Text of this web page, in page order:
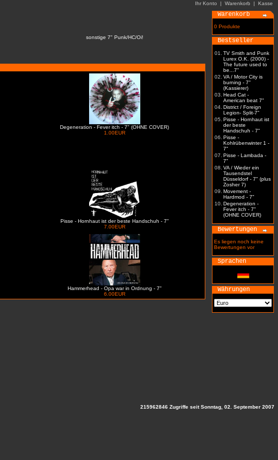
Ihr Konto | Warenkorb | Kasse
sonstige 7" Punk/HC/Oi!
Degeneration - Fever itch - 7" (OHNE COVER)
1.00EUR
Pisse - Hornhaut ist der beste Handschuh - 7"
7.00EUR
Hammerhead - Opa war in Ordnung - 7"
6.00EUR
Warenkorb
0 Produkte
Bestseller
01.
TV Smith and Punk
Lurex O.K. (2000) -
The future used to
be...7"
02. VA / Motor City is
burning - 7"
(Kassierer)
03. Head Cat -
American beat 7"
04. District / Foreign
Legion- Split-7"
05. Pisse - Hornhaut ist
der beste
Handschuh - 7"
06. Pisse -
Kohlrübenwinter 1 -
7"
07. Pisse - Lambada -
7"
08. VA / Wieder ein
Tausendstel
Düsseldorf - 7" (plus
Zosher 7)
09. Movement -
Hardmod - 7"
10. Degeneration -
Fever itch - 7"
(OHNE COVER)
Bewertungen
Es liegen noch keine
Bewertungen vor
Sprachen
Währungen
215962846 Zugriffe seit Sonntag, 02. September 2007